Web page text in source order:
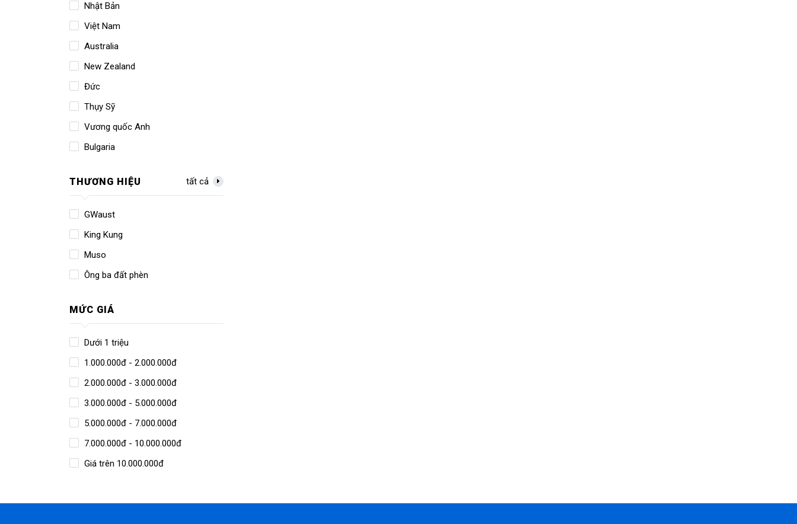
Nhật Bản
Việt Nam
Australia
New Zealand
Đức
Thụy Sỹ
Vương quốc Anh
Bulgaria
THƯƠNG HIỆU tất cả
GWaust
King Kung
Muso
Ông ba đất phèn
MỨC GIÁ
Dưới 1 triệu
1.000.000đ - 2.000.000đ
2.000.000đ - 3.000.000đ
3.000.000đ - 5.000.000đ
5.000.000đ - 7.000.000đ
7.000.000đ - 10.000.000đ
Giá trên 10.000.000đ